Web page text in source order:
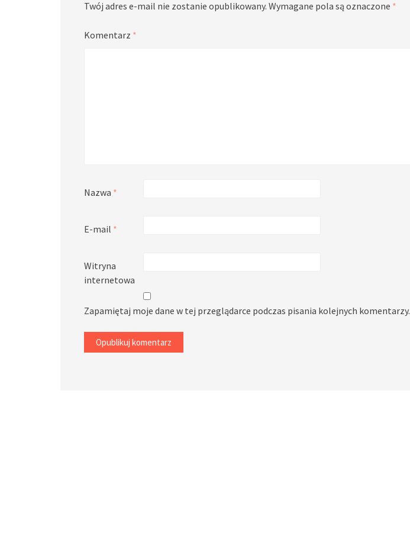
Twój adres e-mail nie zostanie opublikowany. Wymagane pola są oznaczone *
Komentarz *
Nazwa *
E-mail *
Witryna
internetowa
Zapamiętaj moje dane w tej przeglądarce podczas pisania kolejnych komentarzy.